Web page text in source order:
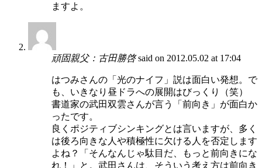
ますよ。
頑固親父：古田勝啓said on 2012.05.02 at 17:04
はつみさんの「光のナイフ」説は面白い発想。で
も、いきなり昼ドラへの展開はびっくり（笑）
書道家の武田双雲さんが言う「前向き」が面白か
ったです。
良くポジティブシンキングとは言いますが、多く
は後ろ向きな人や積極性に欠ける人を否定します
よね？「そんなんじゃ駄目だ、もっと前向きにな
れ！」と。武田さんは、そういう考え方は前向き